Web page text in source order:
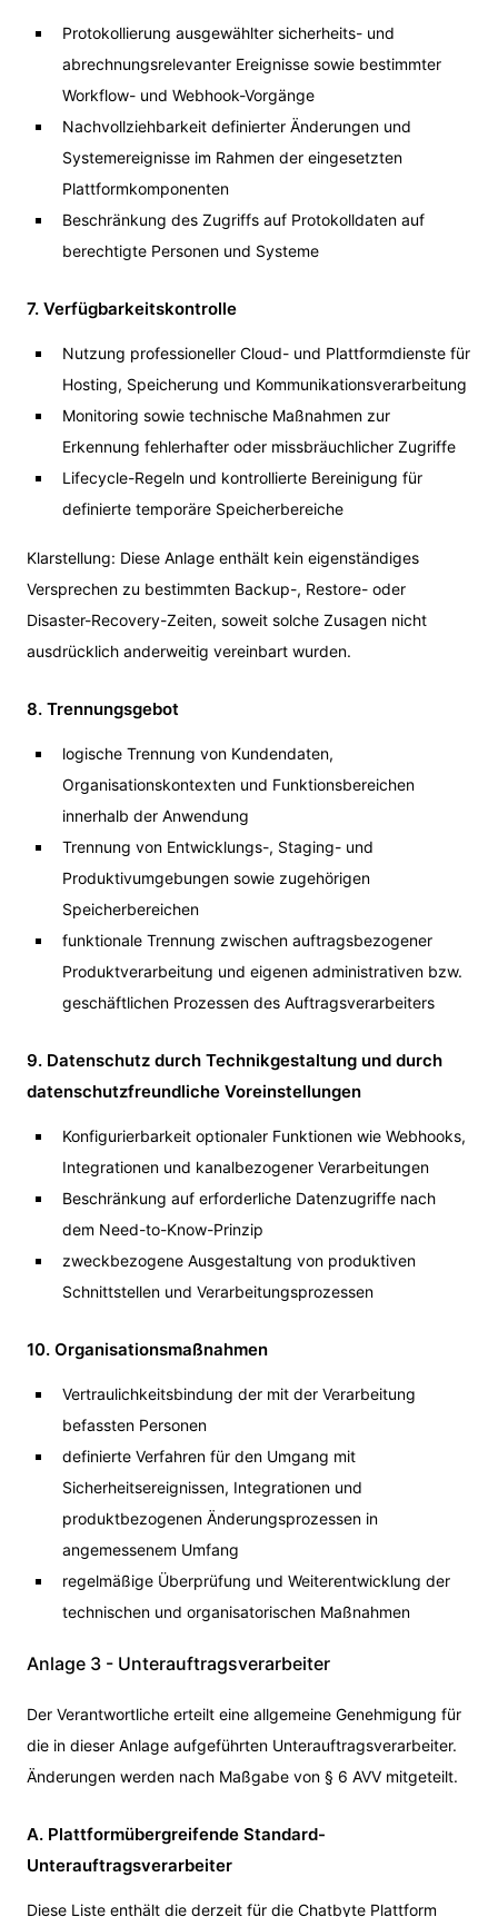
Protokollierung ausgewählter sicherheits- und
abrechnungsrelevanter Ereignisse sowie bestimmter
Workflow- und Webhook-Vorgänge
Nachvollziehbarkeit definierter Änderungen und
Systemereignisse im Rahmen der eingesetzten
Plattformkomponenten
Beschränkung des Zugriffs auf Protokolldaten auf
berechtigte Personen und Systeme
7. Verfügbarkeitskontrolle
Nutzung professioneller Cloud- und Plattformdienste für
Hosting, Speicherung und Kommunikationsverarbeitung
Monitoring sowie technische Maßnahmen zur
Erkennung fehlerhafter oder missbräuchlicher Zugriffe
Lifecycle-Regeln und kontrollierte Bereinigung für
definierte temporäre Speicherbereiche
Klarstellung: Diese Anlage enthält kein eigenständiges
Versprechen zu bestimmten Backup-, Restore- oder
Disaster-Recovery-Zeiten, soweit solche Zusagen nicht
ausdrücklich anderweitig vereinbart wurden.
8. Trennungsgebot
logische Trennung von Kundendaten,
Organisationskontexten und Funktionsbereichen
innerhalb der Anwendung
Trennung von Entwicklungs-, Staging- und
Produktivumgebungen sowie zugehörigen
Speicherbereichen
funktionale Trennung zwischen auftragsbezogener
Produktverarbeitung und eigenen administrativen bzw.
geschäftlichen Prozessen des Auftragsverarbeiters
9. Datenschutz durch Technikgestaltung und durch
datenschutzfreundliche Voreinstellungen
Konfigurierbarkeit optionaler Funktionen wie Webhooks,
Integrationen und kanalbezogener Verarbeitungen
Beschränkung auf erforderliche Datenzugriffe nach
dem Need-to-Know-Prinzip
zweckbezogene Ausgestaltung von produktiven
Schnittstellen und Verarbeitungsprozessen
10. Organisationsmaßnahmen
Vertraulichkeitsbindung der mit der Verarbeitung
befassten Personen
definierte Verfahren für den Umgang mit
Sicherheitsereignissen, Integrationen und
produktbezogenen Änderungsprozessen in
angemessenem Umfang
regelmäßige Überprüfung und Weiterentwicklung der
technischen und organisatorischen Maßnahmen
Anlage 3 - Unterauftragsverarbeiter
Der Verantwortliche erteilt eine allgemeine Genehmigung für
die in dieser Anlage aufgeführten Unterauftragsverarbeiter.
Änderungen werden nach Maßgabe von § 6 AVV mitgeteilt.
A. Plattformübergreifende Standard-
Unterauftragsverarbeiter
Diese Liste enthält die derzeit für die Chatbyte Plattform